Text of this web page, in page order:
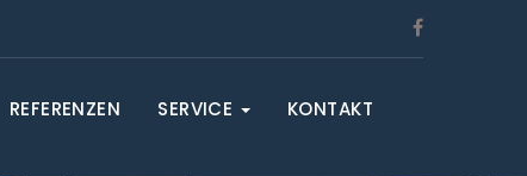
REFERENZEN SERVICE KONTAKT